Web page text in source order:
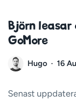
Björn
GoMore
Hugo · 16
Senast